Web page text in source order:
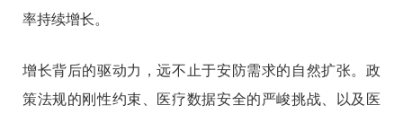
率持续增长。
增长背后的驱动力，远不止于安防需求的自然扩张。政
策法规的刚性约束、医疗数据安全的严峻挑战、以及医